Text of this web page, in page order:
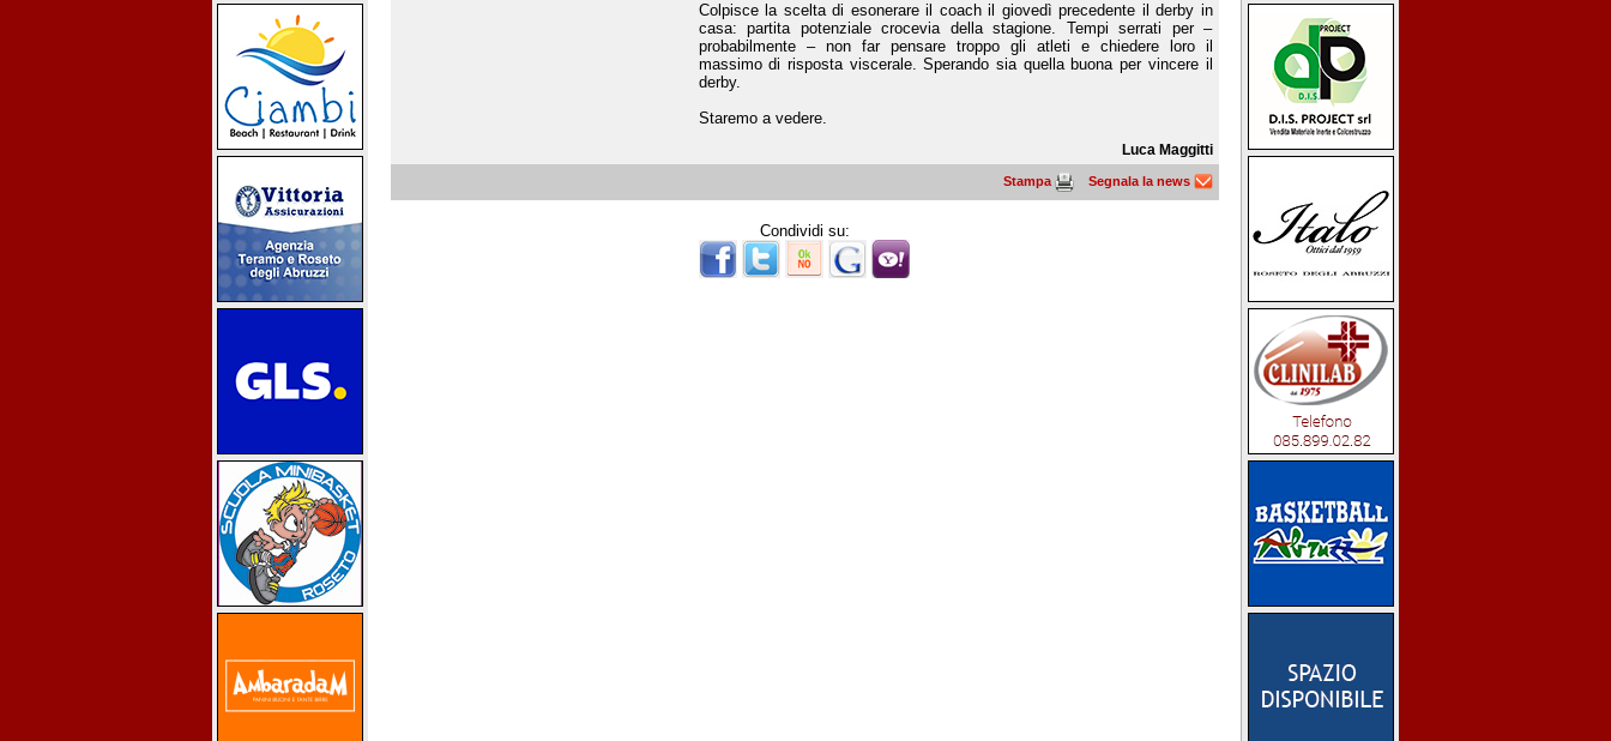
Colpisce la scelta di esonerare il coach il giovedì precedente il derby in
casa: partita potenziale crocevia della stagione. Tempi serrati per –
probabilmente – non far pensare troppo gli atleti e chiedere loro il
massimo di risposta viscerale. Sperando sia quella buona per vincere il
derby.
Staremo a vedere.
Luca Maggitti
Stampa Segnala la news
Condividi su: